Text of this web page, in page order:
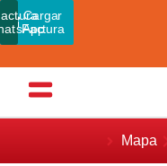
Pagar
Admin
Cargar
Factura
Mapa